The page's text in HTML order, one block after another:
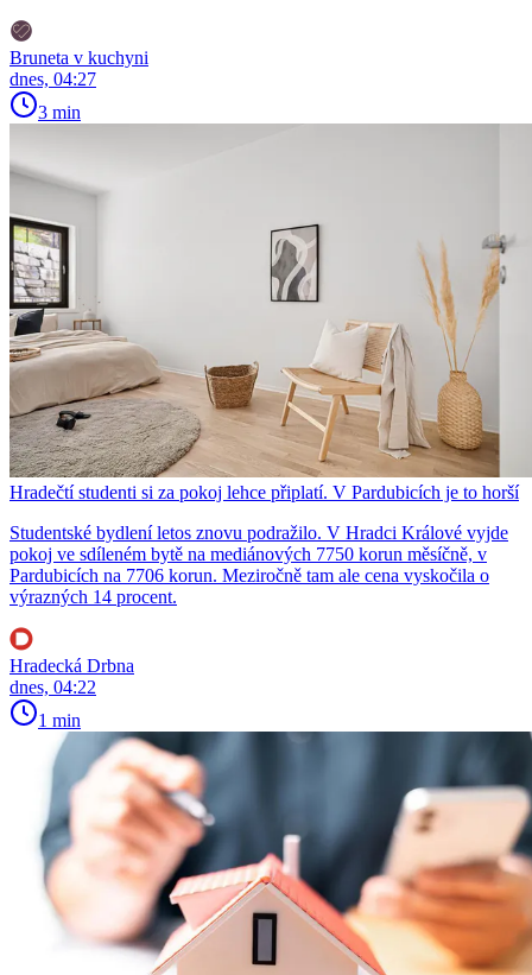
Bruneta v kuchyni
dnes, 04:27
3 min
Hradečtí studenti si za pokoj lehce připlatí. V Pardubicích je to horší
Studentské bydlení letos znovu podražilo. V Hradci Králové vyjde
pokoj ve sdíleném bytě na mediánových 7750 korun měsíčně, v
Pardubicích na 7706 korun. Meziročně tam ale cena vyskočila o
výrazných 14 procent.
Hradecká Drbna
dnes, 04:22
1 min